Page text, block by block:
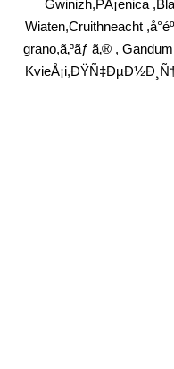
Gwinizh,PÅ¡enica
Wiaten,Cruithneacht
grano,ã‚³ãƒ ã‚® ,